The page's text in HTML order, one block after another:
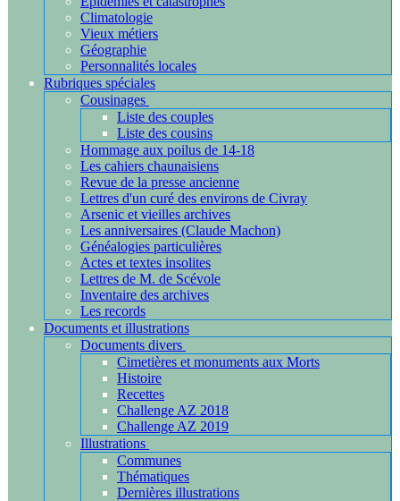
Climatologie
Vieux métiers
Géographie
Personnalités locales
Rubriques spéciales
Cousinages
Liste des couples
Liste des cousins
Hommage aux poilus de 14-18
Les cahiers chaunaisiens
Revue de la presse ancienne
Lettres d'un curé des environs de Civray
Arsenic et vieilles archives
Les anniversaires (Claude Machon)
Généalogies particulières
Actes et textes insolites
Lettres de M. de Scévole
Inventaire des archives
Les records
Documents et illustrations
Documents divers
Cimetières et monuments aux Morts
Histoire
Recettes
Challenge AZ 2018
Challenge AZ 2019
Illustrations
Communes
Thématiques
Dernières illustrations